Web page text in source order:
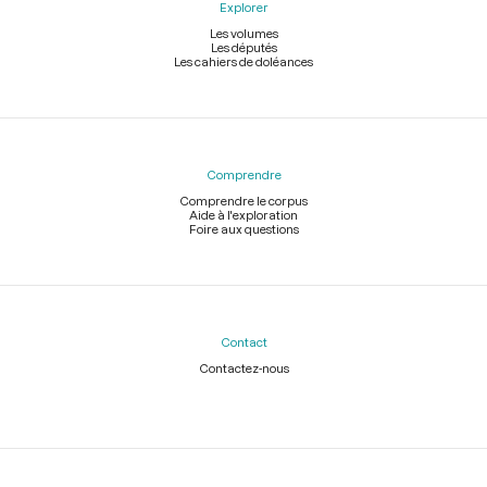
Explorer
Les volumes
Les députés
Les cahiers de doléances
Comprendre
Comprendre le corpus
Aide à l'exploration
Foire aux questions
Contact
Contactez-nous
Légal